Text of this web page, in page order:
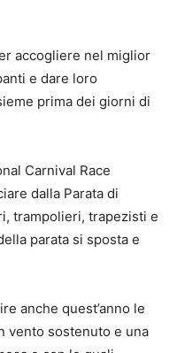
accogliere nel miglior
e dare loro
prima dei giorni di
Carnival Race
dalla Parata di
trampolieri, trapezisti e
parata si sposta e
anche quest’anno le
vento sostenuto e una